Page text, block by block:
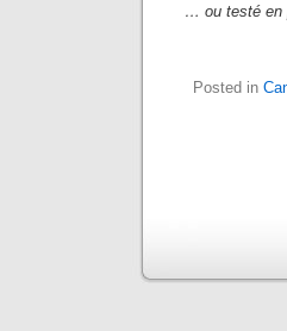
… ou testé en
Posted in